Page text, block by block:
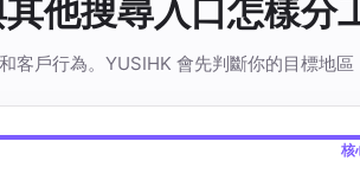
他搜尋入口怎樣分
客戶行為。YUSIHK 會先判斷你的目標地區
核